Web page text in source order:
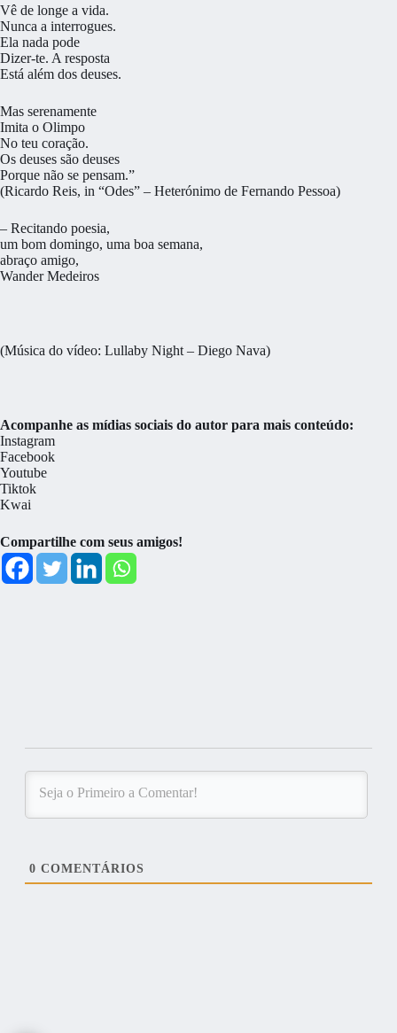
Vê de longe a vida.
Nunca a interrogues.
Ela nada pode
Dizer-te. A resposta
Está além dos deuses.
Mas serenamente
Imita o Olimpo
No teu coração.
Os deuses são deuses
Porque não se pensam.”
(Ricardo Reis, in “Odes” – Heterónimo de Fernando Pessoa)
– Recitando poesia,
um bom domingo, uma boa semana,
abraço amigo,
Wander Medeiros
(Música do vídeo: Lullaby Night – Diego Nava)
Acompanhe as mídias sociais do autor para mais conteúdo:
Instagram
Facebook
Youtube
Tiktok
Kwai
Compartilhe com seus amigos!
0 COMENTÁRIOS